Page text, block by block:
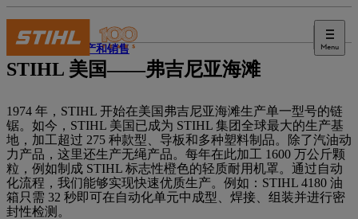
Menu
国际生产和销售
STIHL 美国——弗吉尼亚海滩
1974 年，STIHL 开始在美国弗吉尼亚海滩生产单一型号的链
锯。如今，STIHL 美国已成为 STIHL 集团全球最大的生产基
地，加工超过 275 种款型、导板和多种塑料制品。除了汽油动
力产品，这里还生产无绳产品。每年在此加工 1600 万公斤颗
粒，例如制成 STIHL 标志性橙色的轻质耐用机罩。通过自动
化流程，我们能够实现快速优质生产。例如：STIHL 4180 油
箱只需 32 秒即可在自动化单元中成型、焊接、组装并进行密
封性检测。